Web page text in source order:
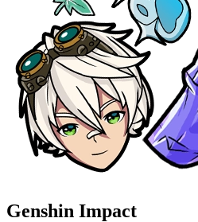
Genshin Impact